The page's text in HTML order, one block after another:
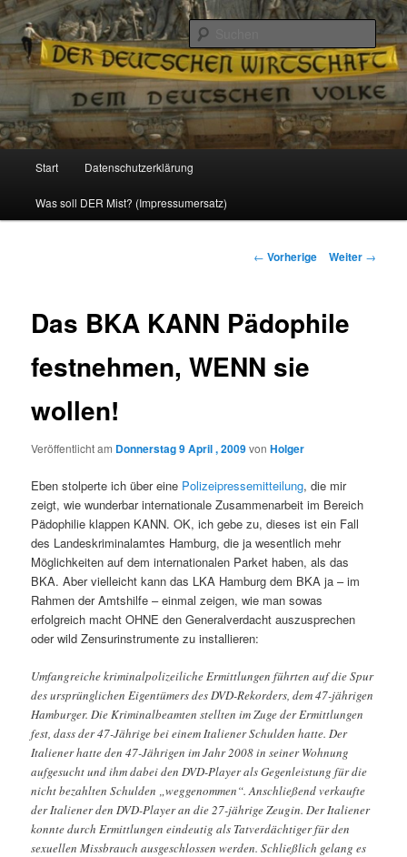
Reizzentrum
Politik, Wirtschaft, Soziales und Gesellschaft
Zum
Inhalt
Start Datenschutzerklärung
Was soll DER Mist? (Impressumersatz)
Beitrags-
← Vorherige Weiter →
Das BKA KANN Pädophile
festnehmen, WENN sie
wollen!
Veröffentlicht am Donnerstag 9 April , 2009vonHolger
Eben stolperte ich über eine Polizeipressemitteilung, die mir
zeigt, wie wunderbar internationale Zusammenarbeit im Bereich
Pädophilie klappen KANN. OK, ich gebe zu, dieses ist ein Fall
des Landeskriminalamtes Hamburg, die ja wesentlich mehr
Möglichkeiten auf dem internationalen Parket haben, als das
BKA. Aber vielleicht kann das LKA Hamburg dem BKA ja – im
Rahmen der Amtshilfe – einmal zeigen, wie man sowas
erfolgreich macht OHNE den Generalverdacht auszusprechen
oder wild Zensurinstrumente zu installieren:
Umfangreiche kriminalpolizeiliche Ermittlungen führten auf die Spur
des ursprünglichen Eigentümers des DVD-Rekorders, dem 47-jährigen
Hamburger. Die Kriminalbeamten stellten im Zuge der Ermittlungen
fest, dass der 47-Jährige bei einem Italiener Schulden hatte. Der
Italiener hatte den 47-Jährigen im Jahr 2008 in seiner Wohnung
aufgesucht und ihm dabei den DVD-Player als Gegenleistung für die
nicht bezahlten Schulden „weggenommen“. Anschließend verkaufte
der Italiener den DVD-Player an die 27-jährige Zeugin. Der Italiener
konnte durch Ermittlungen eindeutig als Tatverdächtiger für den
sexuellen Missbrauch ausgeschlossen werden. Schließlich gelang es